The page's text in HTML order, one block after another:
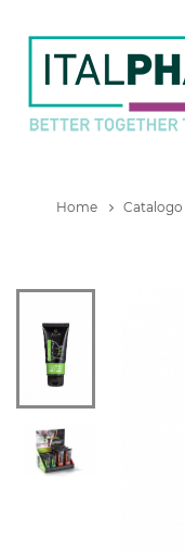
Home Catalogo